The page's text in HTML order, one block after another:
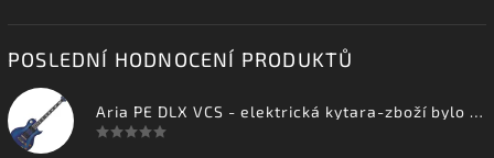
POSLEDNÍ HODNOCENÍ PRODUKTŮ
Aria PE DLX VCS - elektrická kytara-zboží bylo vystaveno na prodejně